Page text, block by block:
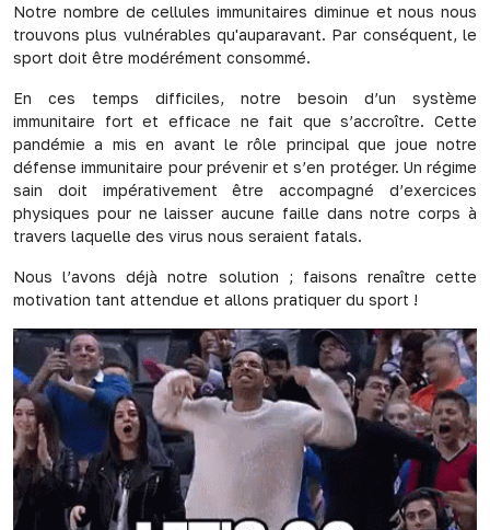
Notre nombre de cellules immunitaires diminue et nous nous
trouvons plus vulnérables qu'auparavant. Par conséquent, le
sport doit être modérément consommé.
En ces temps difficiles, notre besoin d’un système
immunitaire fort et efficace ne fait que s’accroître. Cette
pandémie a mis en avant le rôle principal que joue notre
défense immunitaire pour prévenir et s’en protéger. Un régime
sain doit impérativement être accompagné d’exercices
physiques pour ne laisser aucune faille dans notre corps à
travers laquelle des virus nous seraient fatals.
Nous l’avons déjà notre solution ; faisons renaître cette
motivation tant attendue et allons pratiquer du sport !